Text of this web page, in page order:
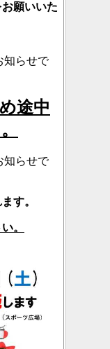
願いいた
らせで
途中
らせで
す。
。